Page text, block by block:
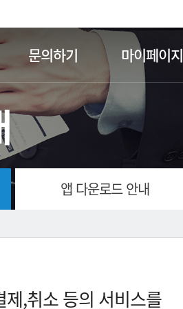
문의하기 마이페이지
앱 다운로드 안내
,취소 등의 서비스를